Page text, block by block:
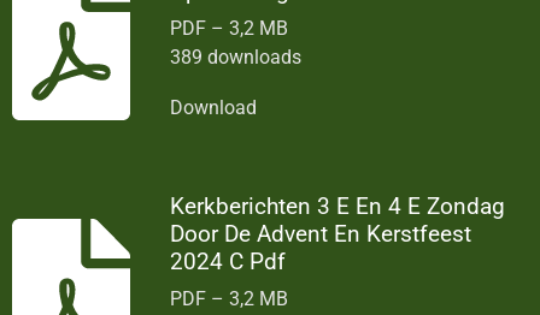
PDF – 3,2 MB
389 downloads
Download
Kerkberichten 3 E En 4 E Zondag
Door De Advent En Kerstfeest
2024 C Pdf
PDF – 3,2 MB